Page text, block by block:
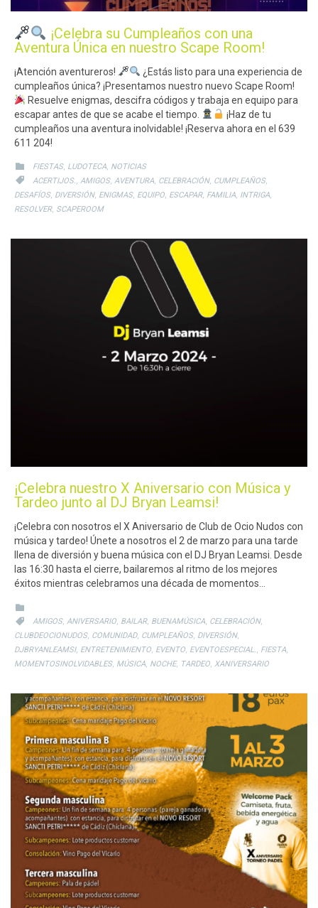
¡Celebra su Cumpleaños con una
Aventura Única en nuestro Scape Room!
¡Atención aventureros!
¿Estás listo para una experiencia de
cumpleaños única? ¡Presentamos nuestro nuevo Scape Room!
Resuelve enigmas, descifra códigos y trabaja en equipo para
escapar antes de que se acabe el tiempo.
¡Haz de tu
cumpleaños una aventura inolvidable! ¡Reserva ahora en el 639
611 204!
 CATEGORY
FIESTAS, LUDOTECA NOTICIAS

CATEGORY
ACERTIJOS. AMIGOS, AVENTURA CELEBRACIÓN, CUMPLEAÑOS,
DESAFÍOS, DIVERSIÓN, ENIGMAS, EQUIPO ESCAPAR, FAMILIA INTRIGA
RESOLVER, SCAPEROOM
¡Celebra nuestro X Aniversario con Música y
Tardeo junto al DJ Bryan Leamsi!
¡Celebra con nosotros el X Aniversario de Club de Ocio Nudos con
música y tardeo! Únete a nosotros el 2 de marzo para una tarde
llena de diversión y buena música con el DJ Bryan Leamsi. Desde
las 16:30 hasta el cierre, bailaremos al ritmo de los mejores
éxitos mientras celebramos una década de momentos…

 CATEGORY
AMIGOS, ANIVERSARIO, BAILAR, BUENAMÚSICA, CELEBRACIÓN,
CLUBDEOCIONUDOS, COMUNIDAD, CUMPLEAÑOS, DIVERSIÓN,
DJBRYANLEAMSI, ENTRETENIMIENTO, EVENTO, EVENTOESPECIAL., FIESTA,
MOMENTOSINOLVIDABLES, MÚSICA, NOCHE, TARDEO, XANIVERSARIO